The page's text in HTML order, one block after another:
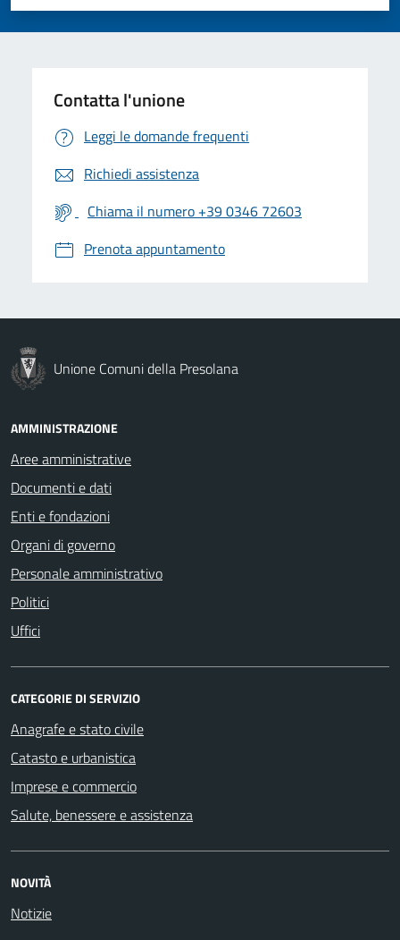
Valuta 5 stelle su 5
Valuta 4 stelle su 5
Valuta 3 stelle su 5
Valuta 2 stelle su 5
Valuta 1 stelle su 5
Contatta l'unione
Leggi le domande frequenti
Richiedi assistenza
Chiama il numero +39 0346 72603
Prenota appuntamento
Unione Comuni della Presolana
AMMINISTRAZIONE
Aree amministrative
Documenti e dati
Enti e fondazioni
Organi di governo
Personale amministrativo
Politici
Uffici
CATEGORIE DI SERVIZIO
Anagrafe e stato civile
Catasto e urbanistica
Imprese e commercio
Salute, benessere e assistenza
NOVITÀ
Notizie